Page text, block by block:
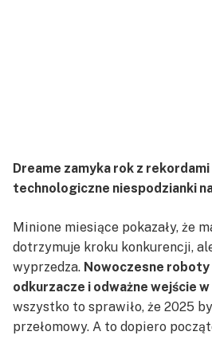
Dreame zamyka rok z
technologiczne niespodzianki
Minione miesiące pokazały, że
dotrzymuje kroku konkurencji,
wyprzedza. Nowoczesne
odkurzacze i odważne wejście
wszystko to sprawiło, że 2025
przełomowy. A to dopiero